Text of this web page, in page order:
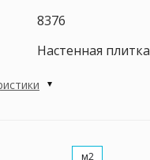
8376
Настенная плитка
м2